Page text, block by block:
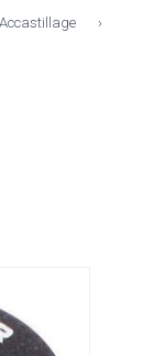
Accastillage ›